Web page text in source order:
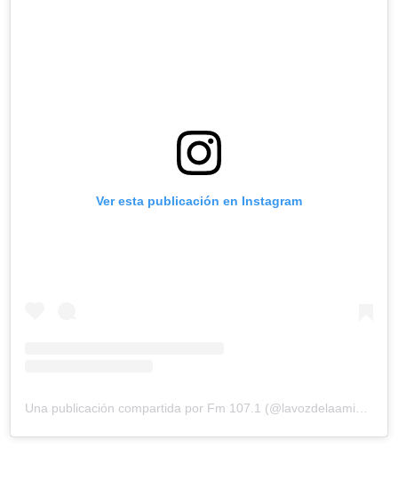
Ver esta publicación en Instagram